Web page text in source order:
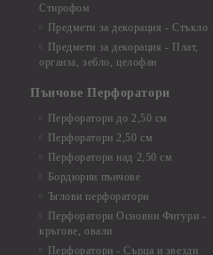
Стирофом
Предмети за декорация - Стъкло
Предмети за декорация - Плат,
органза, зебло, целофан
Пънчове Перфоратори
Перфоратори до 2,50 см
Перфоратори 2,50 см
Перфоратори над 2,50 см
Бордюрни пънчове
Ъглови перфоратори
Перфоратори Основни Фигури -
кръгове, овали
Перфоратори - Сърца и звезди